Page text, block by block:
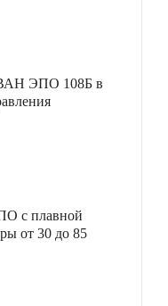
ЭПО 108Б в
с плавной
от 30 до 85